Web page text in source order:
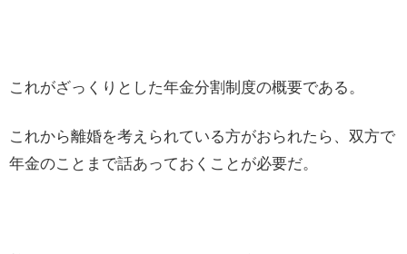
これがざっくりとした年金分割制度の概要である。
これから離婚を考えられている方がおられたら、双方で
年金のことまで話あっておくことが必要だ。